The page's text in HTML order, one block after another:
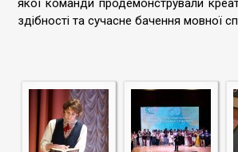
якої команди продемонстрували
здібності та сучасне бачення мовної